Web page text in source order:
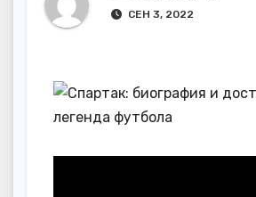
СЕН 3, 2022